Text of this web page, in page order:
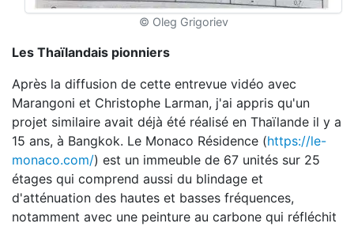
© Oleg Grigoriev
Les Thaïlandais pionniers
Après la diffusion de cette entrevue vidéo avec
Marangoni et Christophe Larman, j'ai appris qu'un
projet similaire avait déjà été réalisé en Thaïlande il y a
15 ans, à Bangkok. Le Monaco Résidence (https://le-
monaco.com/) est un immeuble de 67 unités sur 25
étages qui comprend aussi du blindage et
d'atténuation des hautes et basses fréquences,
notamment avec une peinture au carbone qui réfléchit